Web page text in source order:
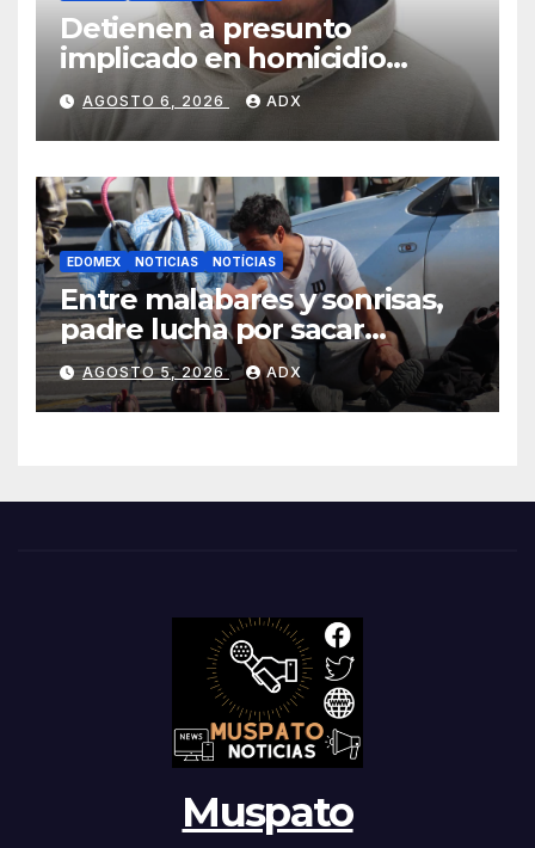
Detienen a presunto
implicado en homicidio
ocurrido en Zinacantepec
AGOSTO 6, 2026 ADX
EDOMEX NOTICIAS NOTÍCIAS
Entre malabares y sonrisas,
padre lucha por sacar
adelante a su hija en calles
de Toluca
AGOSTO 5, 2026 ADX
Muspato